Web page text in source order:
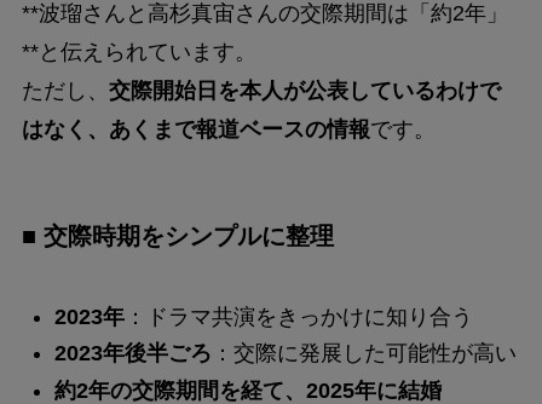
**波瑠さんと高杉真宙さんの交際期間は「約2年」
**と伝えられています。
ただし、 交際開始日を本人が公表しているわけで
はなく、あくまで報道ベースの情報です。
■ 交際時期をシンプルに整理
2023年：ドラマ共演をきっかけに知り合う
2023年後半ごろ ：交際に発展した可能性が高い
約2年の交際期間を経て、2025年に結婚